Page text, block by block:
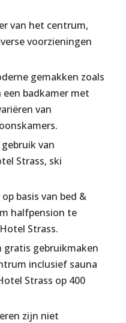
van het centrum,
voorzieningen
gemakken zoals
badkamer met
van
van
Strass, ski
basis van bed &
halfpension te
Strass.
gratis gebruikmaken
inclusief sauna
Strass op 400
zijn niet